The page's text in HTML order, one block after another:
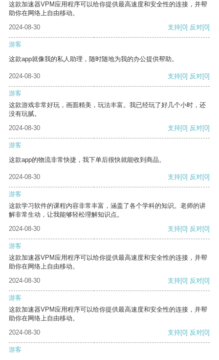
这款加速器VPM应用程序可以给你提供最高速度和安全性的连接，并帮
助你在网络上自由移动。
2024-08-30
支持[0] 反对[0]
游客
这款app就像我的私人助理，随时随地为我的办公提供帮助。
2024-08-30 支持[0] 反对[0]
游客
这款游戏非常好玩，画面精美，玩法丰富。我已经玩了好几个小时，还
没有玩腻。
2024-08-30
支持[0] 反对[0]
游客
这款app的物流非常快捷，我下单后很快就能收到商品。
2024-08-30 支持[0] 反对[0]
游客
这款学习软件的课程内容非常丰富，涵盖了各个学科的知识。老师的讲
解非常生动，让我能够轻松理解知识点。
2024-08-30
支持[0] 反对[0]
游客
这款加速器VPM应用程序可以给你提供最高速度和安全性的连接，并帮
助你在网络上自由移动。
2024-08-30
支持[0] 反对[0]
游客
这款加速器VPM应用程序可以给你提供最高速度和安全性的连接，并帮
助你在网络上自由移动。
2024-08-30
支持[0] 反对[0]
游客